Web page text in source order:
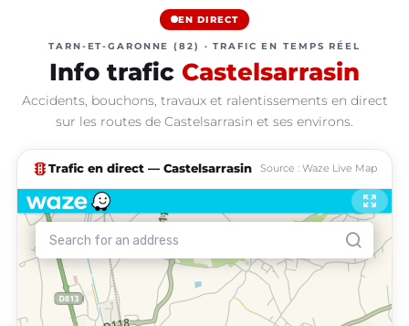
EN DIRECT
TARN-ET-GARONNE (82) · TRAFIC EN TEMPS RÉEL
Info trafic Castelsarrasin
Accidents, bouchons, travaux et ralentissements en direct
sur les routes de Castelsarrasin et ses environs.
traffic Trafic en direct — Castelsarrasin Source : Waze Live Map